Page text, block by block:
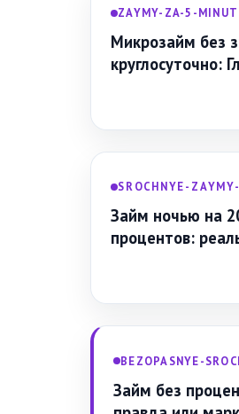
ZAYMY-ZA-5-MINUT
Микрозайм без
круглосуточно:
SROCHNYE-
Займ ночью на
процентов:
BEZOPASNYE-
Займ без